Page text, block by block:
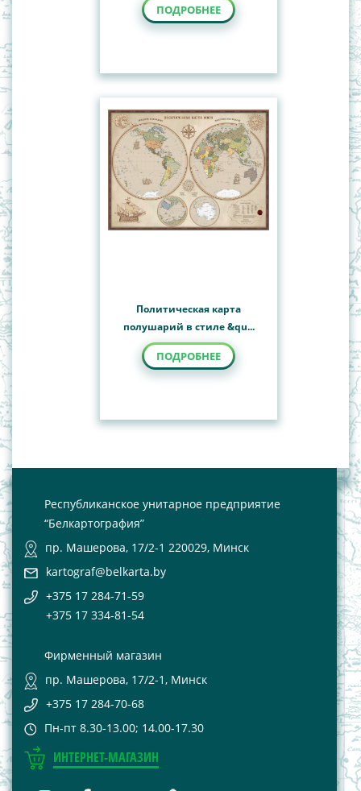
ПОДРОБНЕЕ
Политическая карта
полушарий в стиле &qu...
ПОДРОБНЕЕ
Республиканское унитарное предприятие
“Белкартография”
пр. Машерова, 17/2-1 220029, Минск
kartograf@belkarta.by
+375 17 284-71-59
+375 17 334-81-54
Фирменный магазин
пр. Машерова, 17/2-1, Минск
+375 17 284-70-68
Пн-пт 8.30-13.00; 14.00-17.30
ИНТЕРНЕТ-МАГАЗИН